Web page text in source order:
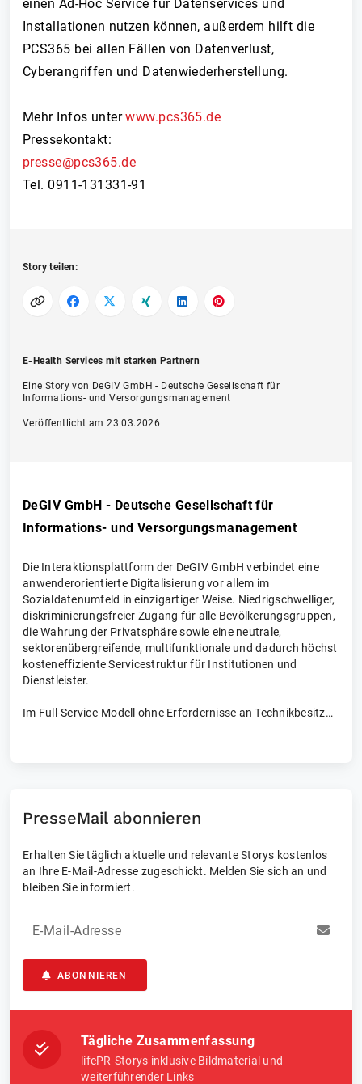
einen Ad-Hoc Service für Datenservices und
Installationen nutzen können, außerdem hilft die
PCS365 bei allen Fällen von Datenverlust,
Cyberangriffen und Datenwiederherstellung.
Mehr Infos unterwww.pcs365.de
Pressekontakt:
presse@pcs365.de
Tel. 0911-131331-91
Story teilen:
E-Health Services mit starken Partnern
Eine Story von DeGIV GmbH - Deutsche Gesellschaft für
Informations- und Versorgungsmanagement
Veröffentlicht am 23.03.2026
DeGIV GmbH - Deutsche Gesellschaft für
Informations- und Versorgungsmanagement
Die Interaktionsplattform der DeGIV GmbH verbindet eine
anwenderorientierte Digitalisierung vor allem im
Sozialdatenumfeld in einzigartiger Weise. Niedrigschwelliger,
diskriminierungsfreier Zugang für alle Bevölkerungsgruppen,
die Wahrung der Privatsphäre sowie eine neutrale,
sektorenübergreifende, multifunktionale und dadurch höchst
kosteneffiziente Servicestruktur für Institutionen und
Dienstleister.
Im Full-Service-Modell ohne Erfordernisse an Technikbesitz
Service. Privacy – Made in Germany!
PresseMail abonnieren
Erhalten Sie täglich aktuelle und relevante Storys kostenlos
an Ihre E-Mail-Adresse zugeschickt. Melden Sie sich an und
bleiben Sie informiert.
E-Mail-Adresse
ABONNIEREN
Tägliche Zusammenfassung
lifePR-Storys inklusive Bildmaterial und
weiterführender Links